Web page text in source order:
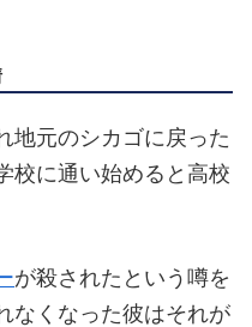
地元のシカゴに戻った
校に通い始めると高校
が殺されたという噂を
なくなった彼はそれが